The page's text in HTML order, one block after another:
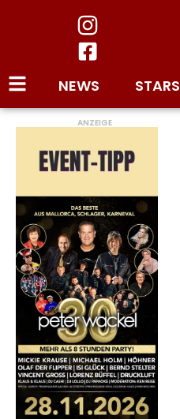
NEWS STARS
ANZEIGE